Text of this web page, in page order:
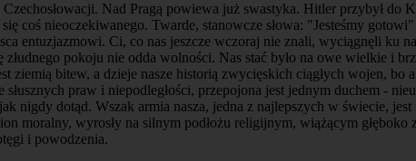
Nad Pragą powiewa już swastyka. Hitler przybył do
coś nieoczekiwanego. Twarde, stanowcze słowa: "Jesteśmy
entuzjazmowi. Ci, co nas jeszcze wczoraj nie znali, wyciągnęli ku
złudnego pokoju nie odda wolności. Nas stać było na owe wielkie i
ziemią bitew, a dzieje nasze historią zwycięskich ciągłych wojen,
praw i niepodległości, przepojona jest jednym duchem -
nigdy dotąd. Wszak armia nasza, jedna z najlepszych w świecie,
moralny, wyrosły na silnym podłożu religijnym, wiążącym głęboko
i powodzenia.